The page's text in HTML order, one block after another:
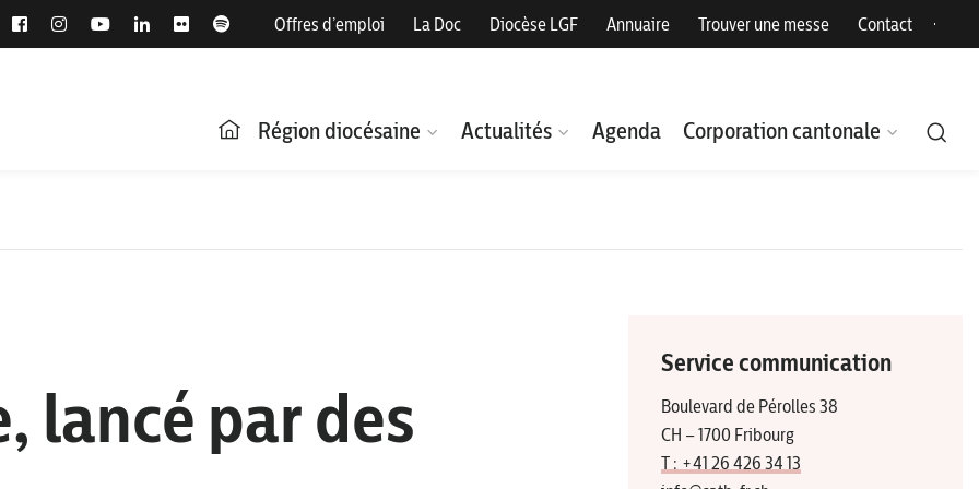
Offres d’emploi La Doc Diocèse LGF Annuaire Trouver une messe Contact
Région diocésaine Actualités Agenda Corporation cantonale
lancé par des
Service communication
Boulevard de Pérolles 38
CH – 1700 Fribourg
T : +41 26 426 34 13